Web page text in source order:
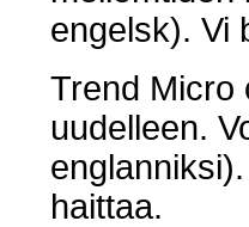
engelsk). Vi
Trend Micro
uudelleen.
haittaa.